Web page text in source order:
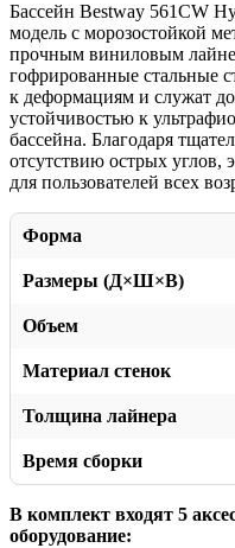
Бассейн Bestway 561CW
модель с морозостойкой
прочным виниловым
гофрированные стальные
к деформациям и служат
устойчивостью к
бассейна. Благодаря
отсутствию острых углов,
для пользователей всех
Форма
Размеры (Д×Ш×В)
Объем
Материал стенок
Толщина лайнера
Время сборки
В комплект входят 5
оборудование: